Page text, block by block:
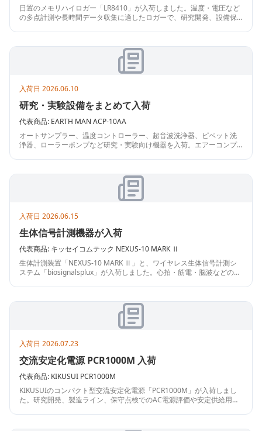
日置のメモリハイロガー「LR8410」が入荷しました。温度・電圧など
の多点計測や長時間データ収集に適したロガーで、研究開発、設備保
入荷日 2026.06.10
研究・実験設備をまとめて入荷
代表商品: EARTH MAN ACP-10AA
オートサンプラー、温度コントローラー、超音波洗浄器、ピペット洗
浄器、ローラーポンプなど研究・実験向け機器を入荷。エアーコンプ
入荷日 2026.06.15
生体信号計測機器が入荷
代表商品: キッセイコムテック NEXUS-10 MARK Ⅱ
生体計測装置「NEXUS-10 MARK Ⅱ」と、ワイヤレス生体信号計測シ
ステム「biosignalsplux」が入荷しました。心拍・筋電・脳波などのバ
入荷日 2026.07.23
交流安定化電源 PCR1000M 入荷
代表商品: KIKUSUI PCR1000M
KIKUSUIのコンパクト型交流安定化電源「PCR1000M」が入荷しまし
た。研究開発、製造ライン、保守点検でのAC電源評価や安定供給用途